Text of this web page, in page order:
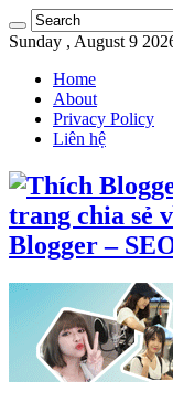
Sunday , August 9
Home
About
Privacy Policy
Liên hệ
trang chia sẻ
Blogger –